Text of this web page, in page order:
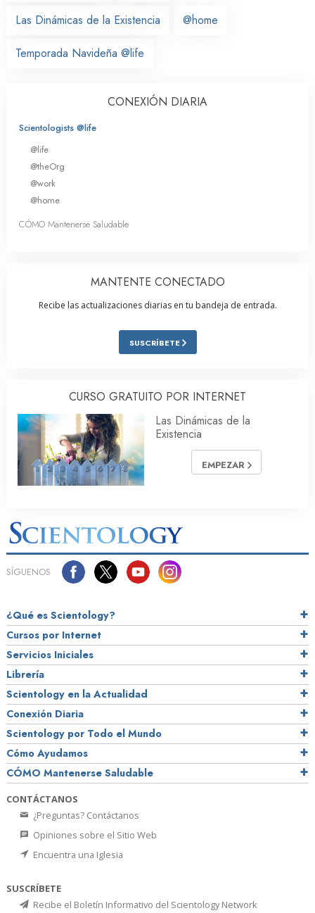
Las Dinámicas de la Existencia @home
Temporada Navideña @life
CONEXIÓN DIARIA
Scientologists @life
@life
@theOrg
@work
@home
CÓMO Mantenerse Saludable
MANTENTE CONECTADO
Recibe las actualizaciones diarias en tu bandeja de entrada.
SUSCRÍBETE
CURSO GRATUITO POR INTERNET
Las Dinámicas de la
Existencia
EMPEZAR
SÍGUENOS
¿Qué es Scientology?
Cursos por Internet
Servicios Iniciales
Librería
Scientology en la Actualidad
Conexión Diaria
Scientology por Todo el Mundo
Cómo Ayudamos
CÓMO Mantenerse Saludable
CONTÁCTANOS
¿Preguntas? Contáctanos
Opiniones sobre el Sitio Web
Encuentra una Iglesia
SUSCRÍBETE
Recibe el Boletín Informativo del Scientology Network